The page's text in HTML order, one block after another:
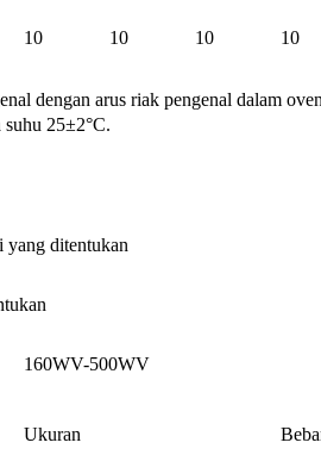
10 10 10 10
dengan arus riak pengenal dalam
25±2°C.
ditentukan
160WV-500WV
Ukuran